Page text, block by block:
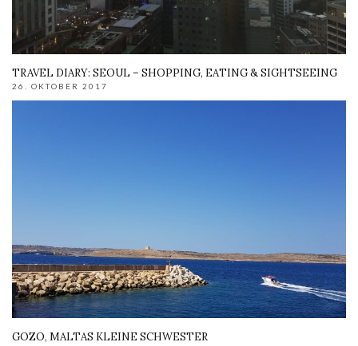
TRAVEL DIARY: SEOUL – SHOPPING, EATING & SIGHTSEEING
26. OKTOBER 2017
GOZO, MALTAS KLEINE SCHWESTER